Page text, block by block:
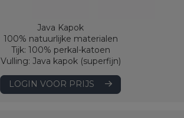
Java Kapok
100% natuurlijke materialen
Tijk: 100% perkal-katoen
Vulling: Java kapok (superfijn)
LOGIN VOOR PRIJS